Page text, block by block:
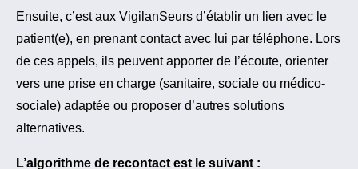
Ensuite, c’est aux VigilanSeurs d’établir un lien avec le
patient(e), en prenant contact avec lui par téléphone. Lors
de ces appels, ils peuvent apporter de l’écoute, orienter
vers une prise en charge (sanitaire, sociale ou médico-
sociale) adaptée ou proposer d’autres solutions
alternatives.
L’algorithme de recontact est le suivant :